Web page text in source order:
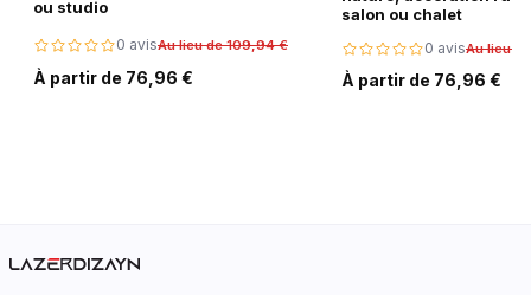
ou studio
0 avisAu lieu de 109,94 €
À partir de 76,96 €
salon ou chalet
0 avisAu lieu
À partir de 76,96 €